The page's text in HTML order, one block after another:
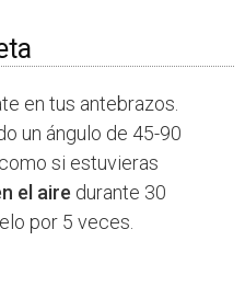
en tus antebrazos.
un ángulo de 45-90
si estuvieras
el aire durante 30
por 5 veces.